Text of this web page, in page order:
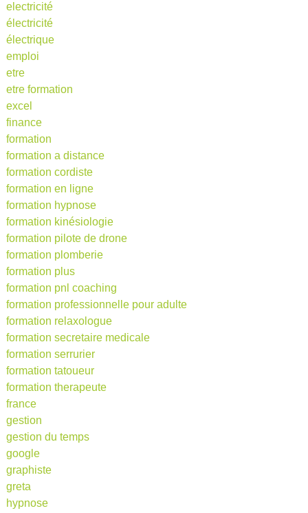
electricité
électricité
électrique
emploi
etre
etre formation
excel
finance
formation
formation a distance
formation cordiste
formation en ligne
formation hypnose
formation kinésiologie
formation pilote de drone
formation plomberie
formation plus
formation pnl coaching
formation professionnelle pour adulte
formation relaxologue
formation secretaire medicale
formation serrurier
formation tatoueur
formation therapeute
france
gestion
gestion du temps
google
graphiste
greta
hypnose